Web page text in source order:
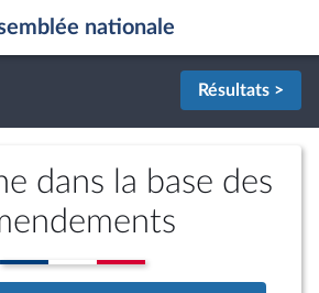
nationale
Résultats >
dans la base des